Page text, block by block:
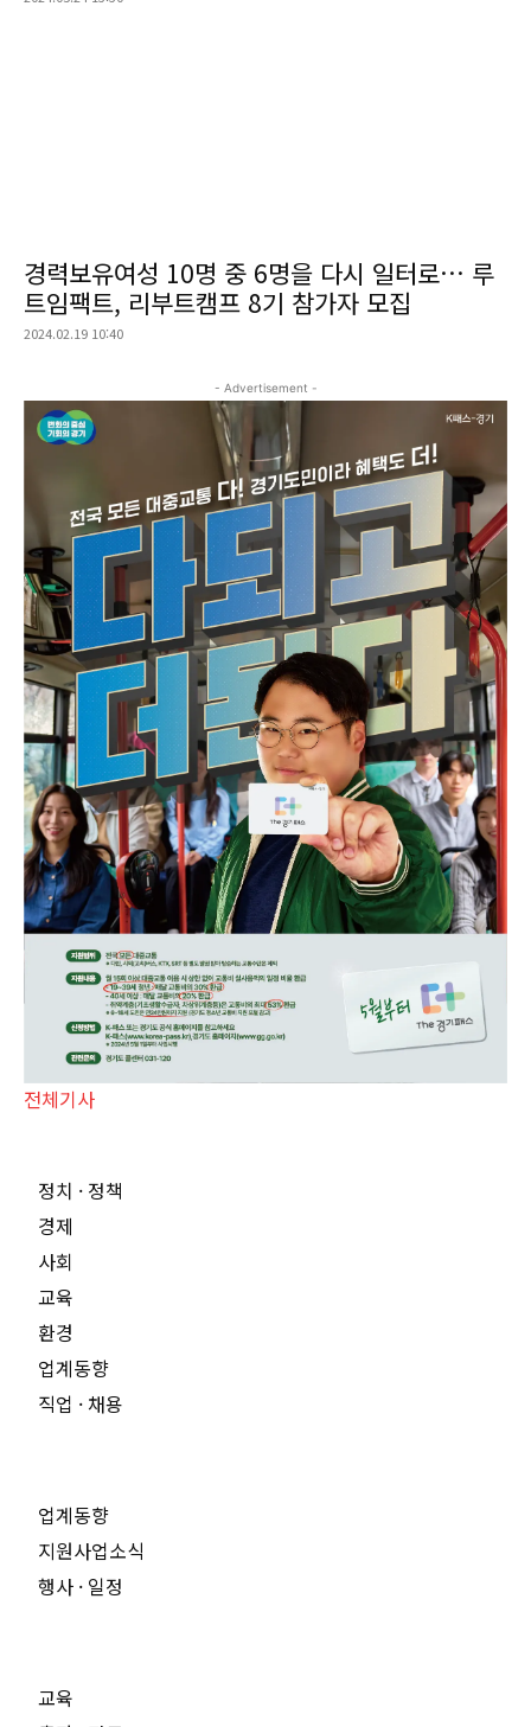
경력보유여성 10명 중 6명을 다시 일터로… 루
트임팩트, 리부트캠프 8기 참가자 모집
2024.02.19 10:40
- Advertisement -
전체기사
정치 · 정책
경제
사회
교육
환경
업계동향
직업 · 채용
업계동향
지원사업소식
행사 · 일정
교육